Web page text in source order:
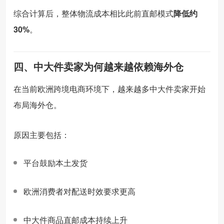
综合计算后， 整体物流成本相比此前直邮模式降低约
30%。
四、 中大件卖家为何越来越依赖海外仓
在当前欧洲跨境电商环境下， 越来越多中大件卖家开始
布局海外仓。
原因主要包括：
平台鼓励本土发货
欧洲消费者对配送时效要求更高
中大件商品直邮成本持续上升